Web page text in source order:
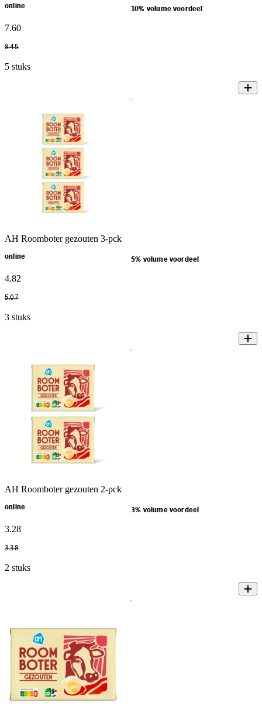
online 10% volume voordeel
7.60
8.45
5 stuks
AH Roomboter gezouten 3-pck
online 5% volume voordeel
4.82
5.07
3 stuks
AH Roomboter gezouten 2-pck
online 3% volume voordeel
3.28
3.38
2 stuks